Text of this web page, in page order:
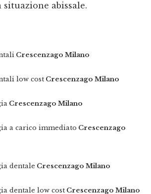
situazione abissale.
Crescenzago Milano
low cost Crescenzago Milano
Crescenzago Milano
a carico immediato Crescenzago
dentale Crescenzago Milano
dentale low cost Crescenzago Milano